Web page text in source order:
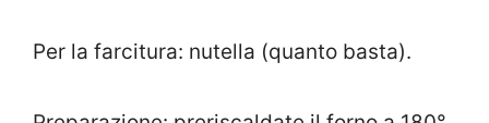
Per la farcitura: nutella (quanto basta).